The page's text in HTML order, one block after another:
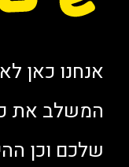
אנחנו כאן
המשלב את
שלכם וכן